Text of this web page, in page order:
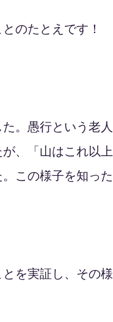
のたとえです！
。愚行という老人
、「山はこれ以上
この様子を知った
を実証し、その様